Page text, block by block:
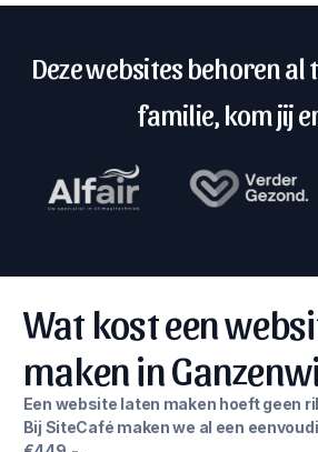
Deze websites behoren al
familie, kom jij
Wat kost een
maken in
Een website laten maken hoeft geen
Bij SiteCafé maken we al een